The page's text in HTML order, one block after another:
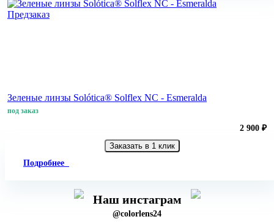
Предзаказ
Зеленые линзы Solótica® Solflex NC - Esmeralda
под заказ
2 900 ₽
Заказать в 1 клик
Подробнее
Наш инстаграм
@colorlens24